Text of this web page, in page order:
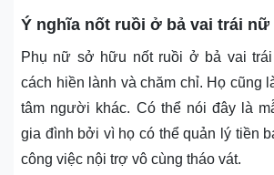
Ý nghĩa nốt ruồi ở bả vai trái nữ
Phụ nữ sở hữu nốt ruồi ở bả vai
cách hiền lành và chăm chỉ. Họ cũng
tâm người khác. Có thể nói đây là
gia đình bởi vì họ có thể quản lý tiền
công việc nội trợ vô cùng tháo vát.